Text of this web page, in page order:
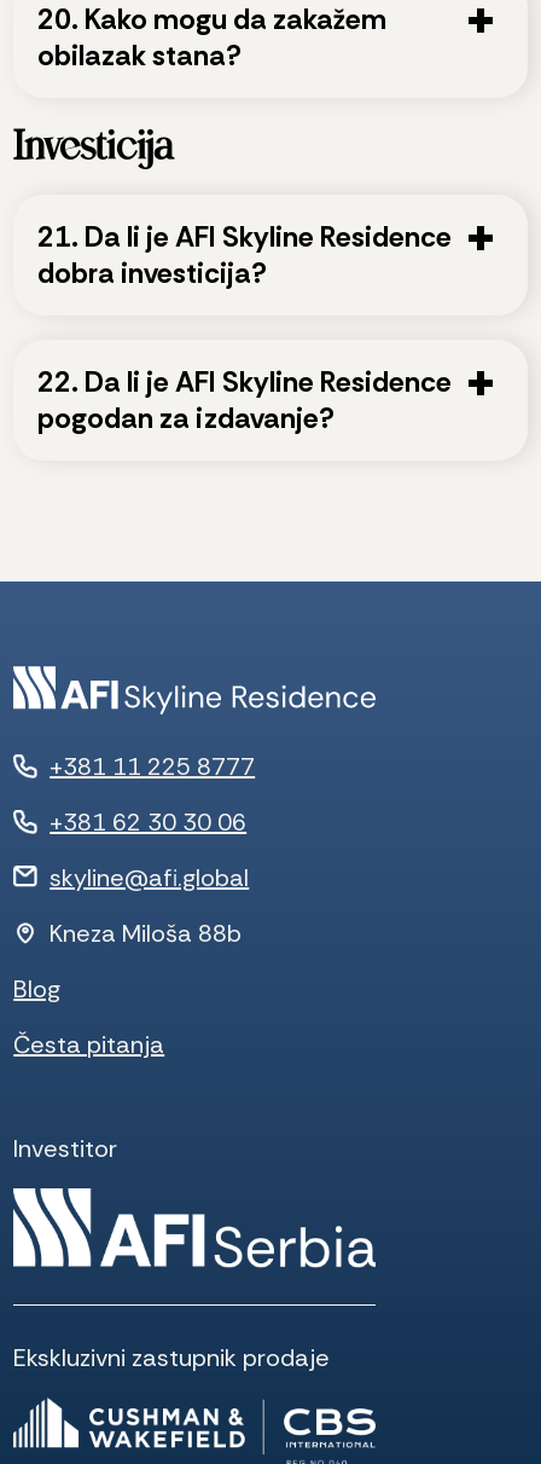
20. Kako mogu da zakažem
obilazak stana?
Investicija
21. Da li je AFI Skyline Residence
dobra investicija?
22. Da li je AFI Skyline Residence
pogodan za izdavanje?
+381 11 225 8777
+381 62 30 30 06
skyline@afi.global
Kneza Miloša 88b
Blog
Česta pitanja
Investitor
Ekskluzivni zastupnik prodaje